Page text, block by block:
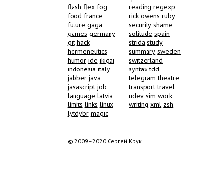
flash flex fog
food france
future gaga
games germany
git hack
hermeneutics
humor ide ikigai
indonesia italy
jabber java
javascript job
language latvia
limits links linux
lytdybr magic
reading regexp
rick owens ruby
security shame
solitude spain
strida study
summary sweden
switzerland
syntax tdd
telegram theatre
transport travel
udev vim work
writing xml zsh
© 2009–2020 Сергей Крук